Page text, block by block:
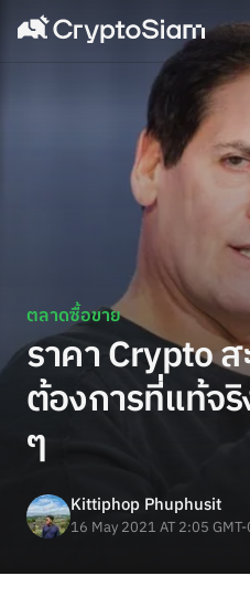
ตลาดซื้อขาย
ราคา Crypto
ต้องการที่แท้จ
ๆ
Kittiphop Phuphusit
16 May 2021 AT 2:05